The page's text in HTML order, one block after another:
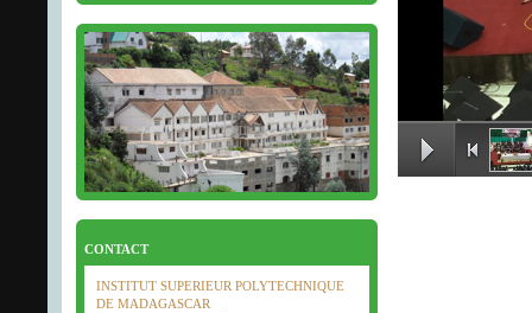
Examens semestriels
Début des examens semestriels (1ère, 2e et 3e
année) : jeudi 26 mars 2020.
Bonne fête de Pâques tout le monde !
CONTACT
INSTITUT SUPERIEUR POLYTECHNIQUE
DE MADAGASCAR